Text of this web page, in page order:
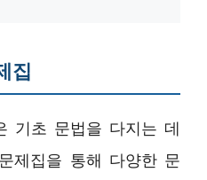
집
기초 문법을 다지는 데
제집을 통해 다양한 문